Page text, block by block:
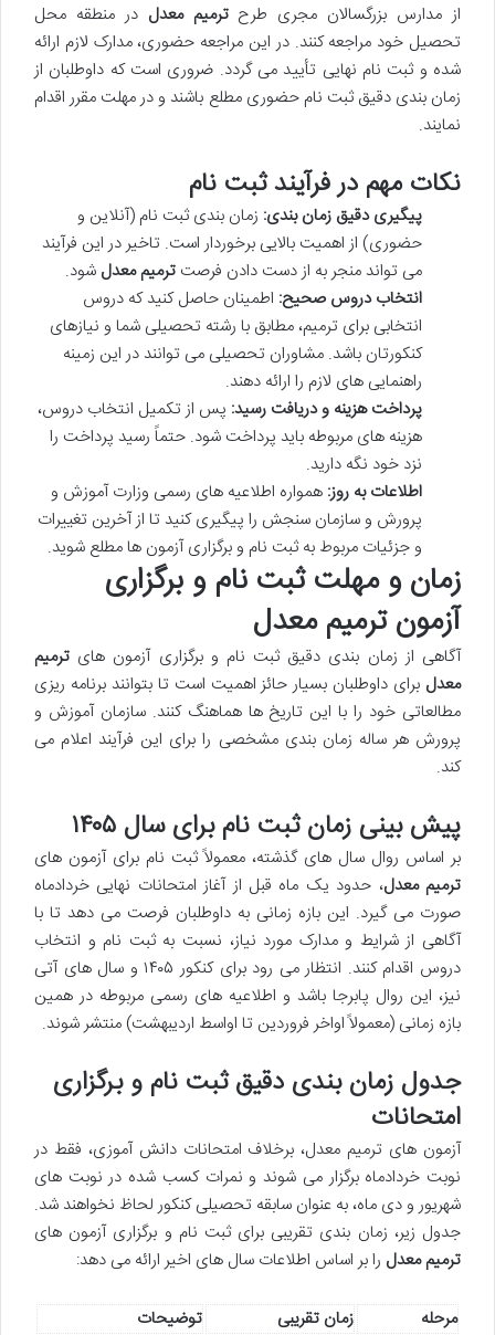
از مدارس بزرگسالان مجری طرحترمیم معدل در منطقه محل
تحصیل خود مراجعه کنند. در این مراجعه حضوری، مدارک لازم ارائه
شده و ثبت نام نهایی تأیید می گردد. ضروری است که داوطلبان از
زمان بندی دقیق ثبت نام حضوری مطلع باشند و در مهلت مقرر اقدام
نمایند.
نکات مهم در فرآیند ثبت نام
پیگیری دقیق زمان بندی: زمان بندی ثبت نام (آنلاین و
حضوری) از اهمیت بالایی برخوردار است. تاخیر در این فرآیند
می تواند منجر به از دست دادن فرصت ترمیم معدل شود.
انتخاب دروس صحیح: اطمینان حاصل کنید که دروس
انتخابی برای ترمیم، مطابق با رشته تحصیلی شما و نیازهای
کنکورتان باشد. مشاوران تحصیلی می توانند در این زمینه
راهنمایی های لازم را ارائه دهند.
پرداخت هزینه و دریافت رسید: پس از تکمیل انتخاب دروس،
هزینه های مربوطه باید پرداخت شود. حتماً رسید پرداخت را
نزد خود نگه دارید.
اطلاعات به روز: همواره اطلاعیه های رسمی وزارت آموزش و
پرورش و سازمان سنجش را پیگیری کنید تا از آخرین تغییرات
و جزئیات مربوط به ثبت نام و برگزاری آزمون ها مطلع شوید.
زمان و مهلت ثبت نام و برگزاری
آزمون ترمیم معدل
آگاهی از زمان بندی دقیق ثبت نام و برگزاری آزمون های ترمیم
معدل برای داوطلبان بسیار حائز اهمیت است تا بتوانند برنامه ریزی
مطالعاتی خود را با این تاریخ ها هماهنگ کنند. سازمان آموزش و
پرورش هر ساله زمان بندی مشخصی را برای این فرآیند اعلام می
کند.
پیش بینی زمان ثبت نام برای سال ۱۴۰۵
بر اساس روال سال های گذشته، معمولاً ثبت نام برای آزمون های
ترمیم معدل، حدود یک ماه قبل از آغاز امتحانات نهایی خردادماه
صورت می گیرد. این بازه زمانی به داوطلبان فرصت می دهد تا با
آگاهی از شرایط و مدارک مورد نیاز، نسبت به ثبت نام و انتخاب
دروس اقدام کنند. انتظار می رود برای کنکور ۱۴۰۵ و سال های آتی
نیز، این روال پابرجا باشد و اطلاعیه های رسمی مربوطه در همین
بازه زمانی (معمولاً اواخر فروردین تا اواسط اردیبهشت) منتشر شوند.
جدول زمان بندی دقیق ثبت نام و برگزاری
امتحانات
آزمون های ترمیم معدل، برخلاف امتحانات دانش آموزی، فقط در
نوبت خردادماه برگزار می شوند و نمرات کسب شده در نوبت های
شهریور و دی ماه، به عنوان سابقه تحصیلی کنکور لحاظ نخواهند شد.
جدول زیر، زمان بندی تقریبی برای ثبت نام و برگزاری آزمون های
ترمیم معدل را بر اساس اطلاعات سال های اخیر ارائه می دهد:
مرحله زمان تقریبی
توضیحات